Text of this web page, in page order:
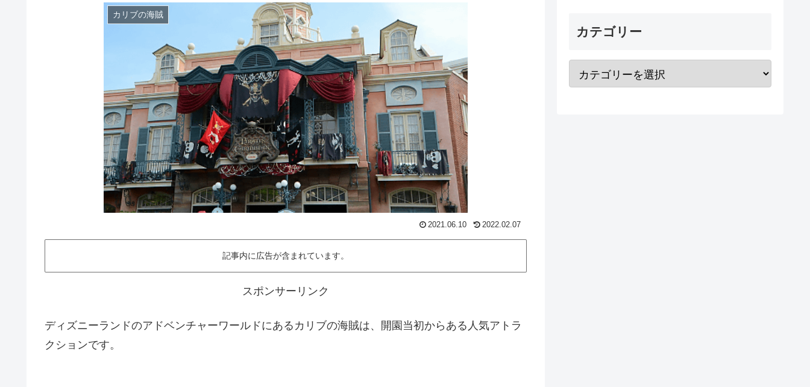
カリブの海賊
2021.06.10 2022.02.07
記事内に広告が含まれています。
スポンサーリンク
ディズニーランドのアドベンチャーワールドにあるカリブの海賊は、開園当初からある人気アトラ
クションです。
カテゴリー